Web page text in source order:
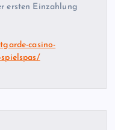
ersten Einzahlung
casino-